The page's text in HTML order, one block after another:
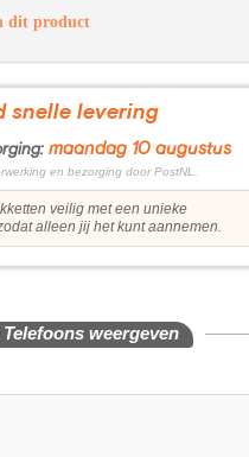
dit product
snelle levering
maandag 10 augustus
en bezorging door PostNL.
veilig met een unieke
alleen jij het kunt aannemen.
weergeven